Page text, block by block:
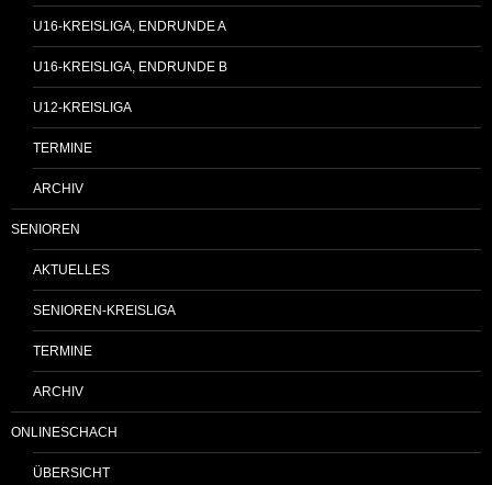
U16-KREISLIGA, ENDRUNDE A
U16-KREISLIGA, ENDRUNDE B
U12-KREISLIGA
TERMINE
ARCHIV
SENIOREN
AKTUELLES
SENIOREN-KREISLIGA
TERMINE
ARCHIV
ONLINESCHACH
ÜBERSICHT